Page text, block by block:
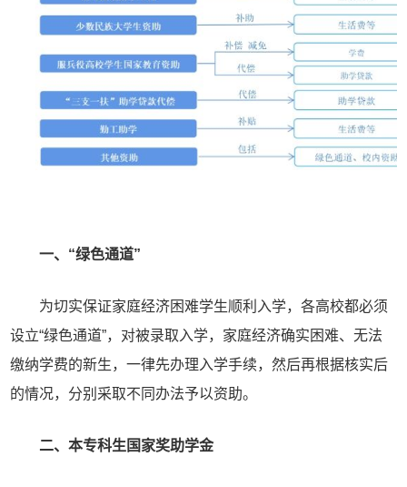
一、“绿色通道”
为切实保证家庭经济困难学生顺利入学，各高校都必须
设立“绿色通道”，对被录取入学，家庭经济确实困难、无法
缴纳学费的新生，一律先办理入学手续，然后再根据核实后
的情况，分别采取不同办法予以资助。
二、本专科生国家奖助学金